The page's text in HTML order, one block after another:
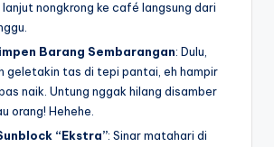
lanjut nongkrong ke café langsung dari
Barang Sembarangan: Dulu,
geletakin tas di tepi pantai, eh hampir
naik. Untung nggak hilang disamber
orang! Hehehe.
“Ekstra”: Sinar matahari di